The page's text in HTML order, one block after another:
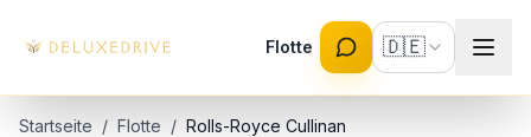
Flotte 🇩🇪
Startseite / Flotte / Rolls-Royce Cullinan